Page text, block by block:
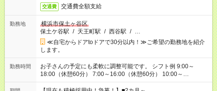
交通費 交通費全額支給
勤務地
横浜市保土ヶ谷区
保土ケ谷駅 / 天王町駅 / 西谷駅 / …
≪自宅からドアtoドアで30分以内！≫ご希望の勤務地を紹介
します。
勤務時間
お子さんの予定にも柔軟に調整可能です。 シフト例 9:00～
18:00（休憩60分） 7:00～16:00（休憩60分） 10:00～
19:00（休憩60分） ※Wワーク希望の方へ 今ご覧のお仕事で希
望する勤務時間と、もう1つのお仕事の勤務時間の合計が 週40